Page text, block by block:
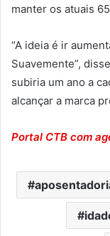
manter os atuais
“A ideia é ir
Suavemente”,
subiria um ano a
alcançar a marca
Portal CTB com